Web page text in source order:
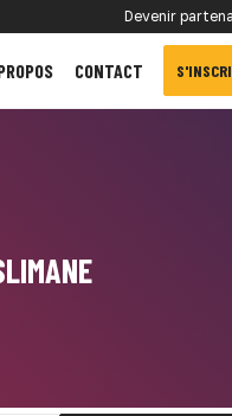
Devenir
CONTACT